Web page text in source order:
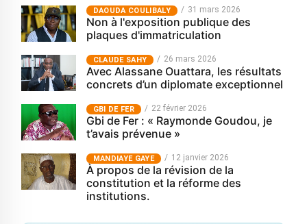
‎DAOUDA COULIBALY 31 mars 2026
Non à l'exposition publique des
plaques d'immatriculation
CLAUDE SAHY 26 mars 2026
Avec Alassane Ouattara, les résultats
concrets d’un diplomate exceptionnel
GBI DE FER 22 février 2026
Gbi de Fer : « Raymonde Goudou, je
t’avais prévenue »
MANDIAYE GAYE 12 janvier 2026
À propos de la révision de la
constitution et la réforme des
institutions.